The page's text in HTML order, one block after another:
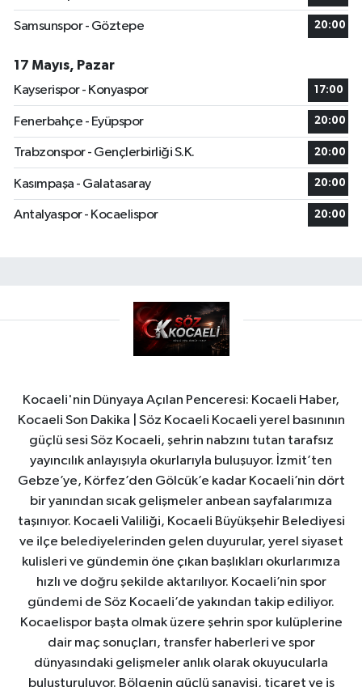
Samsunspor - Göztepe 20:00
17 Mayıs, Pazar
Kayserispor - Konyaspor
17:00
Fenerbahçe - Eyüpspor 20:00
Trabzonspor - Gençlerbirliği S.K. 20:00
Kasımpaşa - Galatasaray 20:00
Antalyaspor - Kocaelispor 20:00
Kocaeli'nin Dünyaya Açılan Penceresi: Kocaeli Haber,
Kocaeli Son Dakika | Söz Kocaeli Kocaeli yerel basınının
güçlü sesi Söz Kocaeli, şehrin nabzını tutan tarafsız
yayıncılık anlayışıyla okurlarıyla buluşuyor. İzmit’ten
Gebze’ye, Körfez’den Gölcük’e kadar Kocaeli’nin dört
bir yanından sıcak gelişmeler anbean sayfalarımıza
taşınıyor. Kocaeli Valiliği, Kocaeli Büyükşehir Belediyesi
ve ilçe belediyelerinden gelen duyurular, yerel siyaset
kulisleri ve gündemin öne çıkan başlıkları okurlarımıza
hızlı ve doğru şekilde aktarılıyor. Kocaeli’nin spor
gündemi de Söz Kocaeli’de yakından takip ediliyor.
Kocaelispor başta olmak üzere şehrin spor kulüplerine
dair maç sonuçları, transfer haberleri ve spor
dünyasındaki gelişmeler anlık olarak okuyucularla
buluşturuluyor. Bölgenin güçlü sanayisi, ticaret ve iş